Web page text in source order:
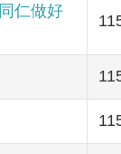
仁做好